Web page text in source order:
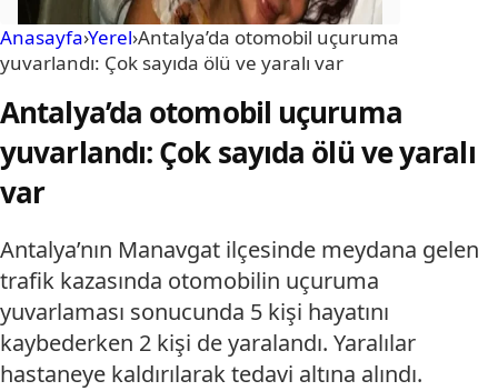
Anasayfa›Yerel›Antalya’da otomobil uçuruma
yuvarlandı: Çok sayıda ölü ve yaralı var
Antalya’da otomobil uçuruma
yuvarlandı: Çok sayıda ölü ve yaralı
var
Antalya’nın Manavgat ilçesinde meydana gelen
trafik kazasında otomobilin uçuruma
yuvarlaması sonucunda 5 kişi hayatını
kaybederken 2 kişi de yaralandı. Yaralılar
hastaneye kaldırılarak tedavi altına alındı.